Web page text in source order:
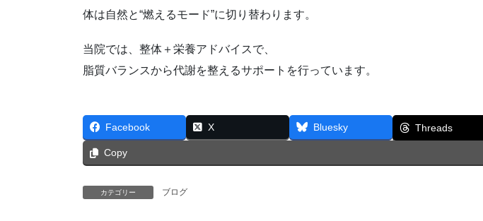
体は自然と“燃えるモード”に切り替わります。
当院では、整体＋栄養アドバイスで、
脂質バランスから代謝を整えるサポートを行っています。
Facebook X Bluesky Threads
Copy
カテゴリー ブログ